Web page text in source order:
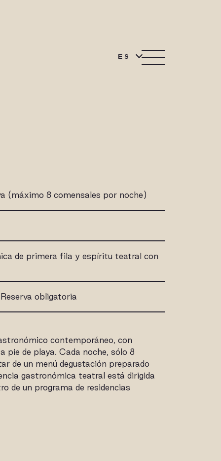
ES
(máximo 8 comensales por noche)
de primera fila y espíritu teatral con
obligatoria
contemporáneo, con
pie de playa. Cada noche, sólo 8
de un menú degustación preparado
gastronómica teatral está dirigida
de un programa de residencias